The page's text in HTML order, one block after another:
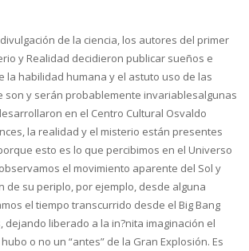
de la ciencia, los autores del primer
y Realidad decidieron publicar sueños e
la habilidad humana y el astuto uso de las
son y serán probablemente invariablesalgunas
en el Centro Cultural Osvaldo
la realidad y el misterio están presentes
esto es lo que percibimos en el Universo
el movimiento aparente del Sol y
de su periplo, por ejemplo, desde alguna
el tiempo transcurrido desde el Big Bang
dejando liberado a la in?nita imaginación el
o no un “antes” de la Gran Explosión. Es